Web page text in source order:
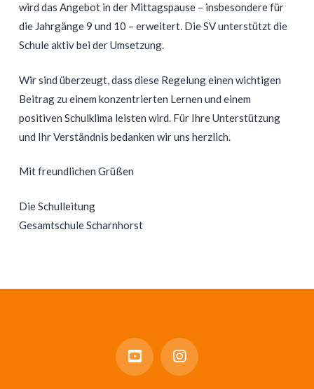
wird das Angebot in der Mittagspause – insbesondere für
die Jahrgänge 9 und 10 – erweitert. Die SV unterstützt die
Schule aktiv bei der Umsetzung.
Wir sind überzeugt, dass diese Regelung einen wichtigen
Beitrag zu einem konzentrierten Lernen und einem
positiven Schulklima leisten wird. Für Ihre Unterstützung
und Ihr Verständnis bedanken wir uns herzlich.
Mit freundlichen Grüßen
Die Schulleitung
Gesamtschule Scharnhorst